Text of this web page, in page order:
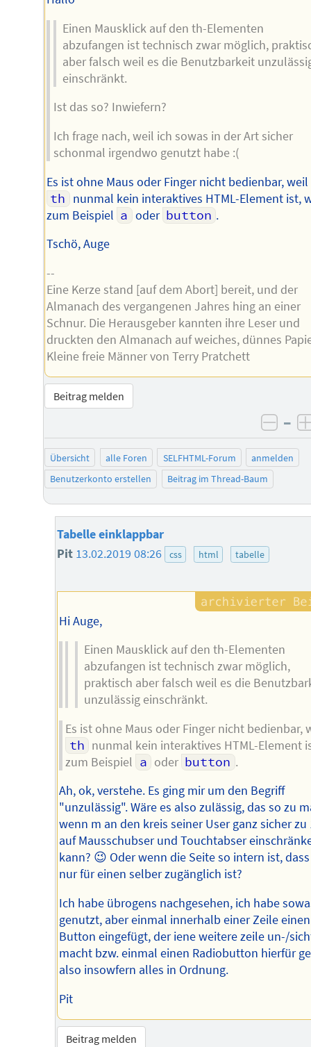
Einen Mausklick auf den th-Elementen
abzufangen ist technisch zwar möglich,
aber falsch weil es die Benutzbarkeit
einschränkt.
Ist das so? Inwiefern?
Ich frage nach, weil ich sowas in der Art sicher
schonmal irgendwo genutzt habe :(
Es ist ohne Maus oder Finger nicht bedienbar, weil
th nunmal kein interaktives HTML-Element ist,
zum Beispiel a oder button .
Tschö, Auge
--
Eine Kerze stand [auf dem Abort] bereit, und der
Almanach des vergangenen Jahres hing an einer
Schnur. Die Herausgeber kannten ihre Leser und
druckten den Almanach auf weiches, dünnes
Kleine freie Männer von Terry Pratchett
Beitrag melden
–
Übersicht alle Foren SELFHTML-Forum
anmelden
Benutzerkonto erstellen
Beitrag im Thread-Baum
Tabelle einklappbar
Pit 13.02.2019 08:26 css html tabelle
Hi Auge,
Einen Mausklick auf den th-Elementen
abzufangen ist technisch zwar möglich,
praktisch aber falsch weil es die
unzulässig einschränkt.
Es ist ohne Maus oder Finger nicht bedienbar,
th nunmal kein interaktives HTML-Element
zum Beispiel a oder button .
Ah, ok, verstehe. Es ging mir um den Begriff
"unzulässig". Wäre es also zulässig, das so zu
wenn m an den kreis seiner User ganz sicher zu
auf Mausschubser und Touchtabser
kann? 😉 Oder wenn die Seite so intern ist,
nur für einen selber zugänglich ist?
Ich habe übrogens nachgesehen, ich habe
genutzt, aber einmal innerhalb einer Zeile
Button eingefügt, der iene weitere zeile un-/
macht bzw. einmal einen Radiobutton hierfür
also insowfern alles in Ordnung.
Pit
Beitrag melden